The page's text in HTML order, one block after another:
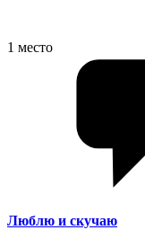
1 место
Люблю и скучаю